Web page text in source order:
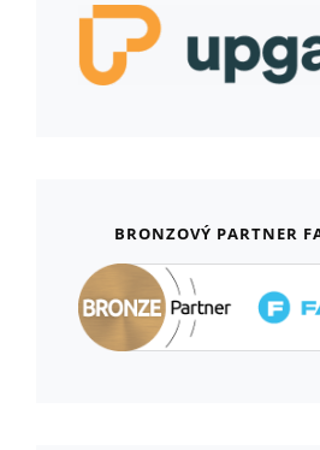
BRONZOVÝ PARTNER